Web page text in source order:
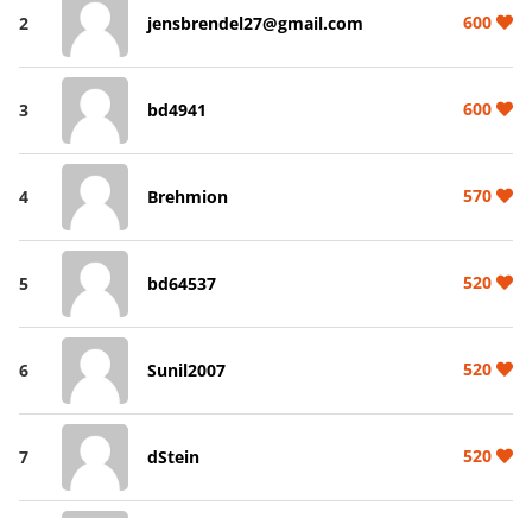
2 jensbrendel27@gmail.com 600
3 bd4941 600
4 Brehmion 570
5 bd64537 520
6 Sunil2007 520
7 dStein 520